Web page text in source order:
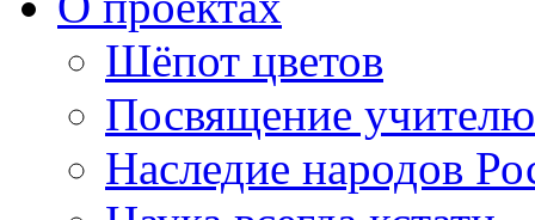
Шёпот цветов
Посвящение учителю
Наследие народов